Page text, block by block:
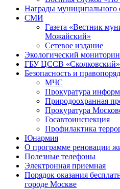
Награды муниципального
СМИ
Газета «Вестник
Можайский»
Сетевое издание
Экологический
ГБУ ЦССВ «Сколковский»
Безопасность и
МЧС
Прокуратура
Природоохранная
Прокуратура
Госавтоинспекция
Профилактика
Юнармия
О программе реновации
Полезные телефоны
Электронная приемная
Порядок оказания
городе Москве